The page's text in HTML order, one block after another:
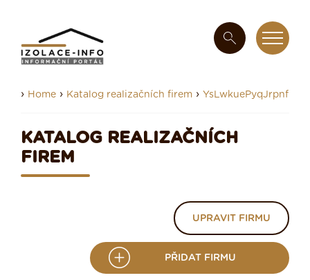
› Home › Katalog realizačních firem › YsLwkuePyqJrpnf
KATALOG REALIZAČNÍCH
FIREM
UPRAVIT FIRMU
PŘIDAT FIRMU